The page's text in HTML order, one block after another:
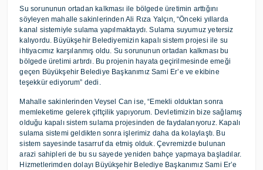
Su sorununun ortadan kalkması ile bölgede üretimin arttığını
söyleyen mahalle sakinlerinden Ali Rıza Yalçın, “Önceki yıllarda
kanal sistemiyle sulama yapılmaktaydı. Sulama suyumuz yetersiz
kalıyordu. Büyükşehir Belediyemizin kapalı sistem projesi ile su
ihtiyacımız karşılanmış oldu. Su sorununun ortadan kalkması bu
bölgede üretimi artırdı. Bu projenin hayata geçirilmesinde emeği
geçen Büyükşehir Belediye Başkanımız Sami Er’e ve ekibine
teşekkür ediyorum” dedi.
Mahalle sakinlerinden Veysel Can ise, “Emekli olduktan sonra
memleketime gelerek çiftçilik yapıyorum. Devletimizin bize sağlamış
olduğu kapalı sistem sulama projesinden de faydalanıyoruz. Kapalı
sulama sistemi geldikten sonra işlerimiz daha da kolaylaştı. Bu
sistem sayesinde tasarruf da etmiş olduk. Çevremizde bulunan
arazi sahipleri de bu su sayede yeniden bahçe yapmaya başladılar.
Hizmetlerimden dolayı Büyükşehir Belediye Başkanımız Sami Er’e